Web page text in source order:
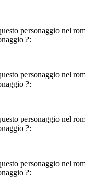
personaggio nel
?:
personaggio nel
?:
personaggio nel
?:
personaggio nel
?: